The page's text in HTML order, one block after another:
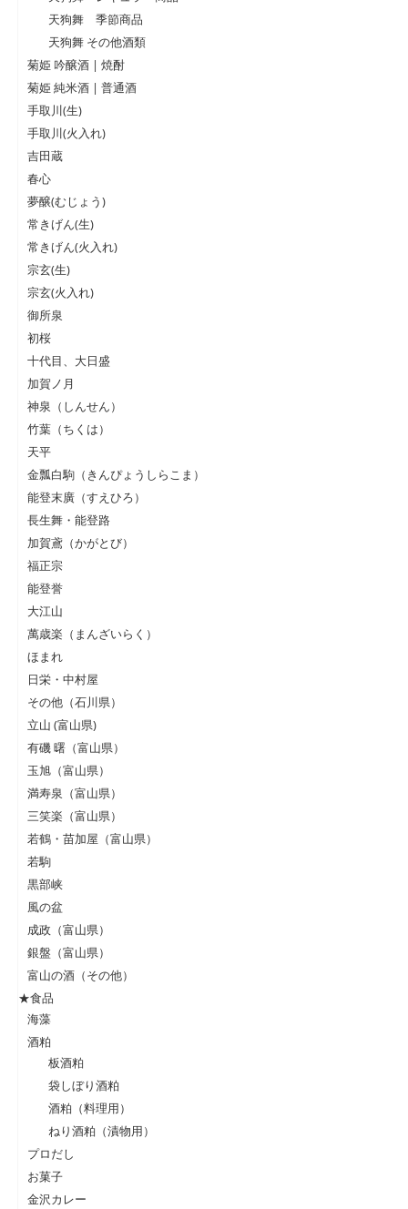
天狗舞 季節商品
天狗舞 その他酒類
菊姫 吟醸酒 | 焼酎
菊姫 純米酒 | 普通酒
手取川(生)
手取川(火入れ)
吉田蔵
春心
夢醸(むじょう)
常きげん(生)
常きげん(火入れ)
宗玄(生)
宗玄(火入れ)
御所泉
初桜
十代目、大日盛
加賀ノ月
神泉（しんせん）
竹葉（ちくは）
天平
金瓢白駒（きんぴょうしらこま）
能登末廣（すえひろ）
長生舞・能登路
加賀鳶（かがとび）
福正宗
能登誉
大江山
萬歳楽（まんざいらく）
ほまれ
日栄・中村屋
その他（石川県）
立山 (富山県)
有磯 曙（富山県）
玉旭（富山県）
満寿泉（富山県）
三笑楽（富山県）
若鶴・苗加屋（富山県）
若駒
黒部峡
風の盆
成政（富山県）
銀盤（富山県）
富山の酒（その他）
★食品
海藻
酒粕
板酒粕
袋しぼり酒粕
酒粕（料理用）
ねり酒粕（漬物用）
プロだし
お菓子
金沢カレー